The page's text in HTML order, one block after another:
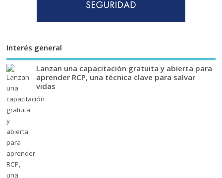
Interés general
Lanzan una capacitación gratuita y abierta para
aprender RCP, una técnica clave para salvar
vidas